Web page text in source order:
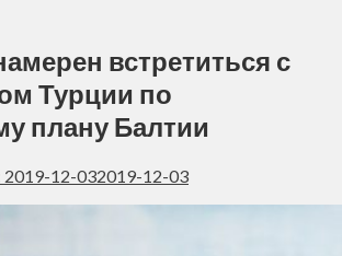
встретиться с
Турции по
плану Балтии
2019-12-032019-12-03